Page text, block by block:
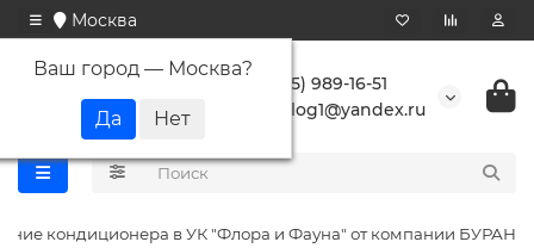
Москва
Ваш город — Москва?
+7 (495) 989-16-51
buranlog1@yandex.ru
кондиционера в УК "Флора и Фауна" от компании БУРАН